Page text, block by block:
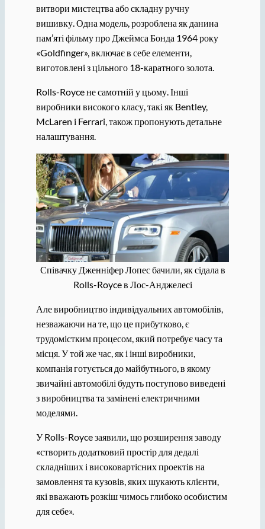
витвори мистецтва або складну ручну
вишивку. Одна модель, розроблена як данина
пам’яті фільму про Джеймса Бонда 1964 року
«Goldfinger», включає в себе елементи,
виготовлені з цільного 18-каратного золота.
Rolls-Royce не самотній у цьому. Інші
виробники високого класу, такі як Bentley,
McLaren і Ferrari, також пропонують детальне
налаштування.
Співачку Дженніфер Лопес бачили, як сідала в
Rolls-Royce в Лос-Анджелесі
Але виробництво індивідуальних автомобілів,
незважаючи на те, що це прибутково, є
трудомістким процесом, який потребує часу та
місця. У той же час, як і інші виробники,
компанія готується до майбутнього, в якому
звичайні автомобілі будуть поступово виведені
з виробництва та замінені електричними
моделями.
У Rolls-Royce заявили, що розширення заводу
«створить додатковий простір для дедалі
складніших і високовартісних проектів на
замовлення та кузовів, яких шукають клієнти,
які вважають розкіш чимось глибоко особистим
для себе».